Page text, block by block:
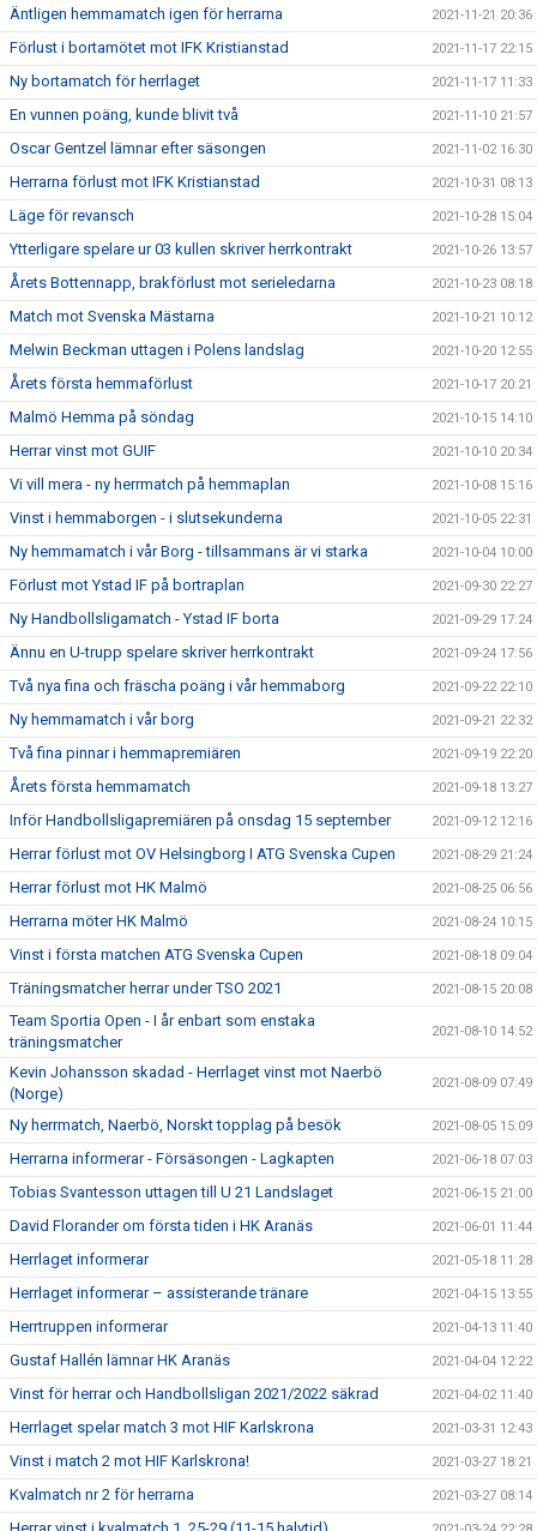
Äntligen hemmamatch igen för herrarna 2021-11-21 20:36
Förlust i bortamötet mot IFK Kristianstad 2021-11-17 22:15
Ny bortamatch för herrlaget 2021-11-17 11:33
En vunnen poäng, kunde blivit två 2021-11-10 21:57
Oscar Gentzel lämnar efter säsongen 2021-11-02 16:30
Herrarna förlust mot IFK Kristianstad 2021-10-31 08:13
Läge för revansch 2021-10-28 15:04
Ytterligare spelare ur 03 kullen skriver herrkontrakt 2021-10-26 13:57
Årets Bottennapp, brakförlust mot serieledarna 2021-10-23 08:18
Match mot Svenska Mästarna 2021-10-21 10:12
Melwin Beckman uttagen i Polens landslag 2021-10-20 12:55
Årets första hemmaförlust 2021-10-17 20:21
Malmö Hemma på söndag 2021-10-15 14:10
Herrar vinst mot GUIF 2021-10-10 20:34
Vi vill mera - ny herrmatch på hemmaplan 2021-10-08 15:16
Vinst i hemmaborgen - i slutsekunderna 2021-10-05 22:31
Ny hemmamatch i vår Borg - tillsammans är vi starka 2021-10-04 10:00
Förlust mot Ystad IF på bortraplan 2021-09-30 22:27
Ny Handbollsligamatch - Ystad IF borta 2021-09-29 17:24
Ännu en U-trupp spelare skriver herrkontrakt 2021-09-24 17:56
Två nya fina och fräscha poäng i vår hemmaborg 2021-09-22 22:10
Ny hemmamatch i vår borg 2021-09-21 22:32
Två fina pinnar i hemmapremiären 2021-09-19 22:20
Årets första hemmamatch 2021-09-18 13:27
Inför Handbollsligapremiären på onsdag 15 september 2021-09-12 12:16
Herrar förlust mot OV Helsingborg I ATG Svenska Cupen 2021-08-29 21:24
Herrar förlust mot HK Malmö 2021-08-25 06:56
Herrarna möter HK Malmö 2021-08-24 10:15
Vinst i första matchen ATG Svenska Cupen 2021-08-18 09:04
Träningsmatcher herrar under TSO 2021 2021-08-15 20:08
Team Sportia Open - I år enbart som enstaka
träningsmatcher
2021-08-10 14:52
Kevin Johansson skadad - Herrlaget vinst mot Naerbö
(Norge)
2021-08-09 07:49
Ny herrmatch, Naerbö, Norskt topplag på besök 2021-08-05 15:09
Herrarna informerar - Försäsongen - Lagkapten 2021-06-18 07:03
Tobias Svantesson uttagen till U 21 Landslaget 2021-06-15 21:00
David Florander om första tiden i HK Aranäs 2021-06-01 11:44
Herrlaget informerar 2021-05-18 11:28
Herrlaget informerar – assisterande tränare 2021-04-15 13:55
Herrtruppen informerar 2021-04-13 11:40
Gustaf Hallén lämnar HK Aranäs 2021-04-04 12:22
Vinst för herrar och Handbollsligan 2021/2022 säkrad 2021-04-02 11:40
Herrlaget spelar match 3 mot HIF Karlskrona 2021-03-31 12:43
Vinst i match 2 mot HIF Karlskrona! 2021-03-27 18:21
Kvalmatch nr 2 för herrarna 2021-03-27 08:14